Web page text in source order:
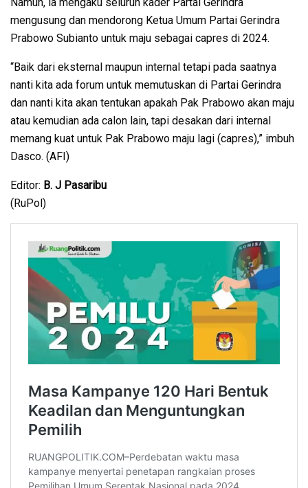
mengusung dan mendorong Ketua Umum Partai Gerindra
Prabowo Subianto untuk maju sebagai capres di 2024.
“Baik dari eksternal maupun internal tetapi pada saatnya
nanti kita ada forum untuk memutuskan di Partai Gerindra
dan nanti kita akan tentukan apakah Pak Prabowo akan maju
atau kemudian ada calon lain, tapi desakan dari internal
memang kuat untuk Pak Prabowo maju lagi (capres),” imbuh
Dasco. (AFI)
Editor: B. J Pasaribu
(RuPol)